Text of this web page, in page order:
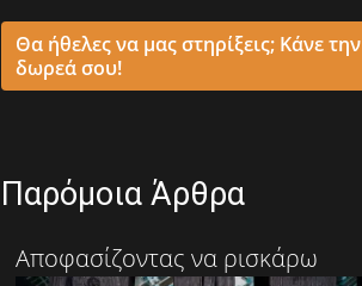
Θα ήθελες να μας στηρίξεις; Κάνε την
δωρεά σου!
Παρόμοια Άρθρα
Αποφασίζοντας να ρισκάρω